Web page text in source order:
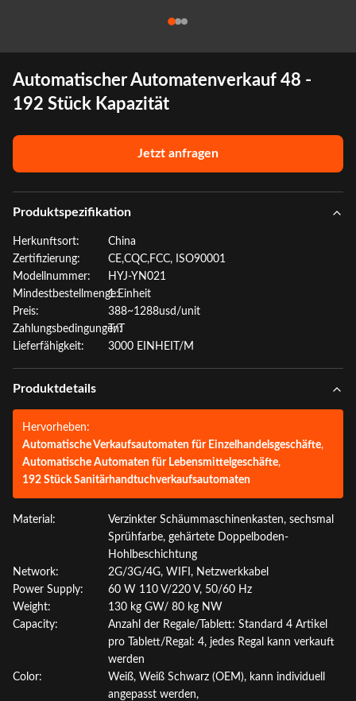
Automatischer Automatenverkauf 48 -
192 Stück Kapazität
Jetzt anfragen
Produktspezifikation
Herkunftsort:
China
Zertifizierung:
CE,CQC,FCC, ISO90001
Modellnummer:
HYJ-YN021
Mindestbestellmenge:1 Einheit
Preis:
388~1288usd/unit
Zahlungsbedingungen:
T/T
Lieferfähigkeit:
3000 EINHEIT/M
Produktdetails
Hervorheben:
Automatische Verkaufsautomaten für Einzelhandelsgeschäfte,
Automatische Automaten für Lebensmittelgeschäfte,
192 Stück Sanitärhandtuchverkaufsautomaten
Material:
Verzinkter Schäummaschinenkasten, sechsmal
Sprühfarbe, gehärtete Doppelboden-
Hohlbeschichtung
Network:
2G/3G/4G, WIFI, Netzwerkkabel
Power Supply:
60 W 110 V/220 V, 50/60 Hz
Weight:
130 kg GW/ 80 kg NW
Capacity:
Anzahl der Regale/Tablett: Standard 4 Artikel
pro Tablett/Regal: 4, jedes Regal kann verkauft
werden
Color:
Weiß, Weiß Schwarz (OEM), kann individuell
angepasst werden,